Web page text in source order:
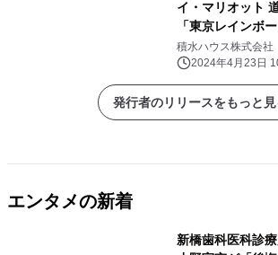
イ・マリオット
「東京レインボ
同で出展
積水ハウス株式会
イ・マリオット 道の
2024年4月23日
発行者のリリースをもっと見
エンタメの新着
新橋歯科医科診